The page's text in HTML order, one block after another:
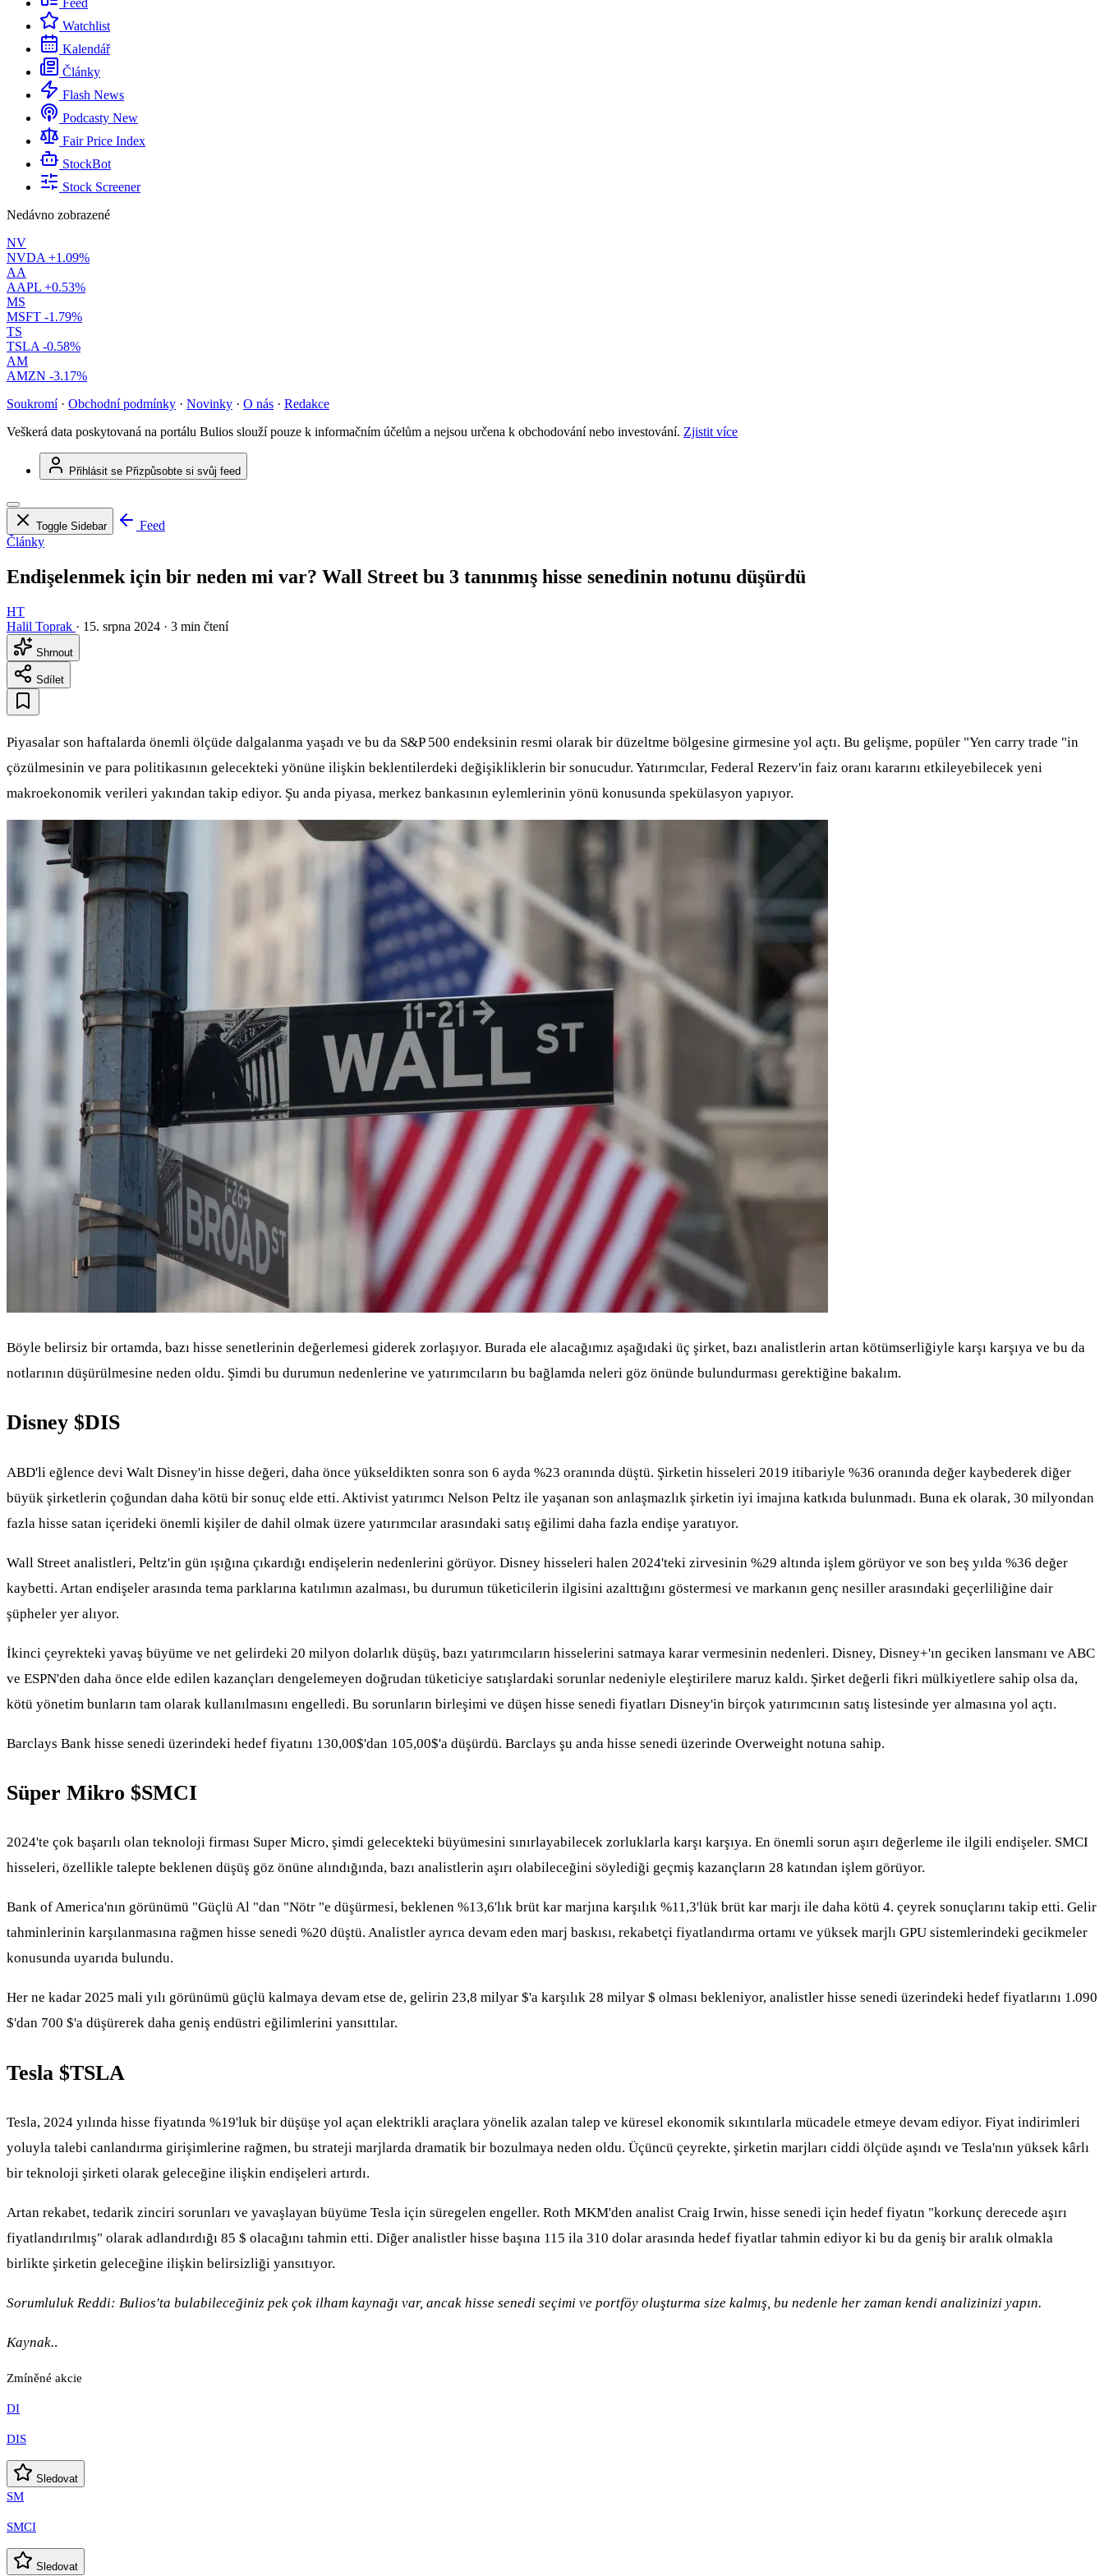
Feed
Watchlist
Kalendář
Články
Flash News
Podcasty New
Fair Price Index
StockBot
Stock Screener
Nedávno zobrazené
NV
NVDA +1.09%
AA
AAPL +0.53%
MS
MSFT -1.79%
TS
TSLA -0.58%
AM
AMZN -3.17%
Soukromí · Obchodní podmínky · Novinky · O nás · Redakce
Veškerá data poskytovaná na portálu Bulios slouží pouze k informačním účelům a nejsou určena k obchodování nebo investování. Zjistit více
Přihlásit se Přizpůsobte si svůj feed
Toggle Sidebar
Feed
Články
Endişelenmek için bir neden mi var? Wall Street bu 3 tanınmış hisse senedinin notunu düşürdü
HT
Halil Toprak · 15. srpna 2024 · 3 min čtení
Shrnout
Sdílet
Piyasalar son haftalarda önemli ölçüde dalgalanma yaşadı ve bu da S&P 500 endeksinin resmi olarak bir düzeltme bölgesine girmesine yol açtı. Bu gelişme, popüler "Yen carry trade "in
çözülmesinin ve para politikasının gelecekteki yönüne ilişkin beklentilerdeki değişikliklerin bir sonucudur. Yatırımcılar, Federal Rezerv'in faiz oranı kararını etkileyebilecek yeni
makroekonomik verileri yakından takip ediyor. Şu anda piyasa, merkez bankasının eylemlerinin yönü konusunda spekülasyon yapıyor.
Böyle belirsiz bir ortamda, bazı hisse senetlerinin değerlemesi giderek zorlaşıyor. Burada ele alacağımız aşağıdaki üç şirket, bazı analistlerin artan kötümserliğiyle karşı karşıya ve bu da
notlarının düşürülmesine neden oldu. Şimdi bu durumun nedenlerine ve yatırımcıların bu bağlamda neleri göz önünde bulundurması gerektiğine bakalım.
Disney $DIS
ABD'li eğlence devi Walt Disney'in hisse değeri, daha önce yükseldikten sonra son 6 ayda %23 oranında düştü. Şirketin hisseleri 2019 itibariyle %36 oranında değer kaybederek diğer
büyük şirketlerin çoğundan daha kötü bir sonuç elde etti. Aktivist yatırımcı Nelson Peltz ile yaşanan son anlaşmazlık şirketin iyi imajına katkıda bulunmadı. Buna ek olarak, 30 milyondan
fazla hisse satan içerideki önemli kişiler de dahil olmak üzere yatırımcılar arasındaki satış eğilimi daha fazla endişe yaratıyor.
Wall Street analistleri, Peltz'in gün ışığına çıkardığı endişelerin nedenlerini görüyor. Disney hisseleri halen 2024'teki zirvesinin %29 altında işlem görüyor ve son beş yılda %36 değer
kaybetti. Artan endişeler arasında tema parklarına katılımın azalması, bu durumun tüketicilerin ilgisini azalttığını göstermesi ve markanın genç nesiller arasındaki geçerliliğine dair
şüpheler yer alıyor.
İkinci çeyrekteki yavaş büyüme ve net gelirdeki 20 milyon dolarlık düşüş, bazı yatırımcıların hisselerini satmaya karar vermesinin nedenleri. Disney, Disney+'ın geciken lansmanı ve ABC
ve ESPN'den daha önce elde edilen kazançları dengelemeyen doğrudan tüketiciye satışlardaki sorunlar nedeniyle eleştirilere maruz kaldı. Şirket değerli fikri mülkiyetlere sahip olsa da,
kötü yönetim bunların tam olarak kullanılmasını engelledi. Bu sorunların birleşimi ve düşen hisse senedi fiyatları Disney'in birçok yatırımcının satış listesinde yer almasına yol açtı.
Barclays Bank hisse senedi üzerindeki hedef fiyatını 130,00$'dan 105,00$'a düşürdü. Barclays şu anda hisse senedi üzerinde Overweight notuna sahip.
Süper Mikro $SMCI
2024'te çok başarılı olan teknoloji firması Super Micro, şimdi gelecekteki büyümesini sınırlayabilecek zorluklarla karşı karşıya. En önemli sorun aşırı değerleme ile ilgili endişeler. SMCI
hisseleri, özellikle talepte beklenen düşüş göz önüne alındığında, bazı analistlerin aşırı olabileceğini söylediği geçmiş kazançların 28 katından işlem görüyor.
Bank of America'nın görünümü "Güçlü Al "dan "Nötr "e düşürmesi, beklenen %13,6'lık brüt kar marjına karşılık %11,3'lük brüt kar marjı ile daha kötü 4. çeyrek sonuçlarını takip etti. Gelir
tahminlerinin karşılanmasına rağmen hisse senedi %20 düştü. Analistler ayrıca devam eden marj baskısı, rekabetçi fiyatlandırma ortamı ve yüksek marjlı GPU sistemlerindeki gecikmeler
konusunda uyarıda bulundu.
Her ne kadar 2025 mali yılı görünümü güçlü kalmaya devam etse de, gelirin 23,8 milyar $'a karşılık 28 milyar $ olması bekleniyor, analistler hisse senedi üzerindeki hedef fiyatlarını 1.090
$'dan 700 $'a düşürerek daha geniş endüstri eğilimlerini yansıttılar.
Tesla $TSLA
Tesla, 2024 yılında hisse fiyatında %19'luk bir düşüşe yol açan elektrikli araçlara yönelik azalan talep ve küresel ekonomik sıkıntılarla mücadele etmeye devam ediyor. Fiyat indirimleri
yoluyla talebi canlandırma girişimlerine rağmen, bu strateji marjlarda dramatik bir bozulmaya neden oldu. Üçüncü çeyrekte, şirketin marjları ciddi ölçüde aşındı ve Tesla'nın yüksek kârlı
bir teknoloji şirketi olarak geleceğine ilişkin endişeleri artırdı.
Artan rekabet, tedarik zinciri sorunları ve yavaşlayan büyüme Tesla için süregelen engeller. Roth MKM'den analist Craig Irwin, hisse senedi için hedef fiyatın "korkunç derecede aşırı
fiyatlandırılmış" olarak adlandırdığı 85 $ olacağını tahmin etti. Diğer analistler hisse başına 115 ila 310 dolar arasında hedef fiyatlar tahmin ediyor ki bu da geniş bir aralık olmakla
birlikte şirketin geleceğine ilişkin belirsizliği yansıtıyor.
Sorumluluk Reddi: Bulios'ta bulabileceğiniz pek çok ilham kaynağı var, ancak hisse senedi seçimi ve portföy oluşturma size kalmış, bu nedenle her zaman kendi analizinizi yapın.
Kaynak..
Zmíněné akcie
DI
DIS
Sledovat
SM
SMCI
Sledovat